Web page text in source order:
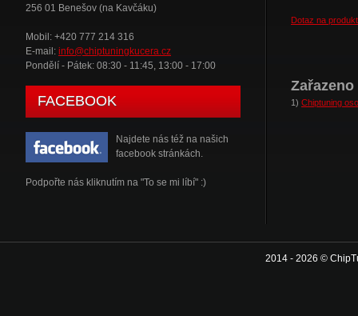
256 01 Benešov (na Kavčáku)
Mobil: +420 777 214 316
E-mail: info@chiptuningkucera.cz
Pondělí - Pátek: 08:30 - 11:45, 13:00 - 17:00
FACEBOOK
Najdete nás též na našich
facebook stránkách.
Podpořte nás kliknutím na "To se mi líbí" :)
Dotaz na produkt
1) Chiptuning
2014 - 2026 ©